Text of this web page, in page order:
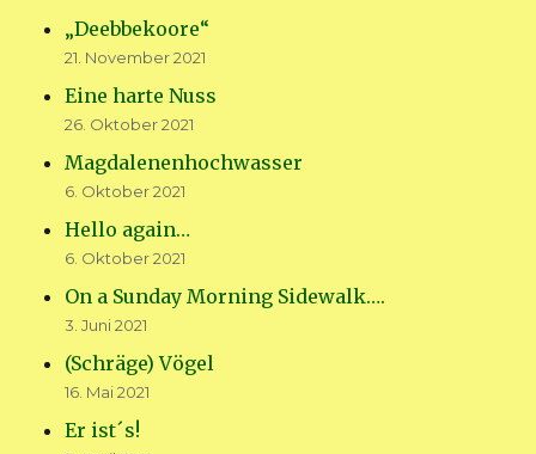
„Deebbekoore“
21. November 2021
Eine harte Nuss
26. Oktober 2021
Magdalenenhochwasser
6. Oktober 2021
Hello again…
6. Oktober 2021
On a Sunday Morning Sidewalk….
3. Juni 2021
(Schräge) Vögel
16. Mai 2021
Er ist´s!